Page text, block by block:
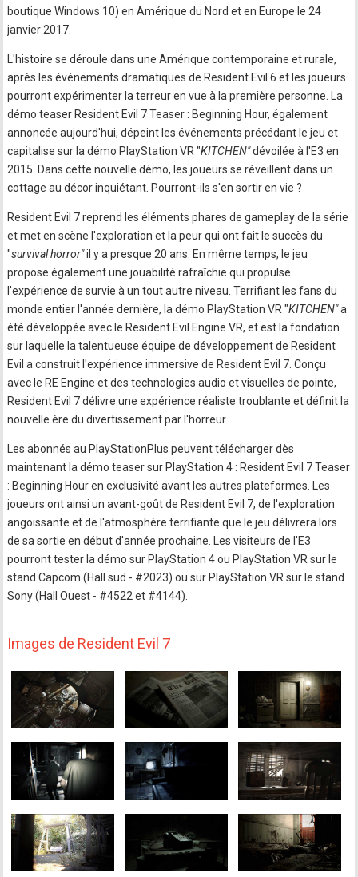
boutique Windows 10) en Amérique du Nord et en Europe le 24
janvier 2017.
L'histoire se déroule dans une Amérique contemporaine et rurale,
après les événements dramatiques de Resident Evil 6 et les joueurs
pourront expérimenter la terreur en vue à la première personne. La
démo teaser Resident Evil 7 Teaser : Beginning Hour, également
annoncée aujourd'hui, dépeint les événements précédant le jeu et
capitalise sur la démo PlayStation VR "KITCHEN"dévoilée à l'E3 en
2015. Dans cette nouvelle démo, les joueurs se réveillent dans un
cottage au décor inquiétant. Pourront-ils s'en sortir en vie ?
Resident Evil 7 reprend les éléments phares de gameplay de la série
et met en scène l'exploration et la peur qui ont fait le succès du
"survival horror"il y a presque 20 ans. En même temps, le jeu
propose également une jouabilité rafraîchie qui propulse
l'expérience de survie à un tout autre niveau. Terrifiant les fans du
monde entier l'année dernière, la démo PlayStation VR "KITCHEN"a
été développée avec le Resident Evil Engine VR, et est la fondation
sur laquelle la talentueuse équipe de développement de Resident
Evil a construit l'expérience immersive de Resident Evil 7. Conçu
avec le RE Engine et des technologies audio et visuelles de pointe,
Resident Evil 7 délivre une expérience réaliste troublante et définit la
nouvelle ère du divertissement par l'horreur.
Les abonnés au PlayStationPlus peuvent télécharger dès
maintenant la démo teaser sur PlayStation 4 : Resident Evil 7 Teaser
: Beginning Hour en exclusivité avant les autres plateformes. Les
joueurs ont ainsi un avant-goût de Resident Evil 7, de l'exploration
angoissante et de l'atmosphère terrifiante que le jeu délivrera lors
de sa sortie en début d'année prochaine. Les visiteurs de l'E3
pourront tester la démo sur PlayStation 4 ou PlayStation VR sur le
stand Capcom (Hall sud - #2023) ou sur PlayStation VR sur le stand
Sony (Hall Ouest - #4522 et #4144).
Images de Resident Evil 7